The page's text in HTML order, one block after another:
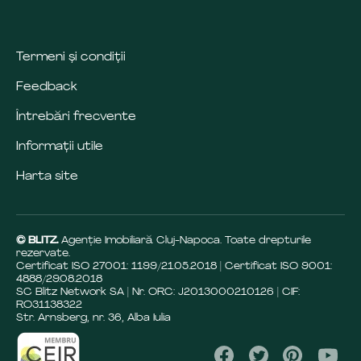
Termeni și condiții
Feedback
Întrebări frecvente
Informații utile
Harta site
© BLITZ. Agenție Imobiliară Cluj-Napoca. Toate drepturile
rezervate.
Certificat ISO 27001: 1199/21.05.2018 | Certificat ISO 9001:
4888/29.08.2018
SC Blitz Network SA | Nr. ORC: J2013000210126 | CIF:
RO31138322
Str. Arnsberg, nr. 36, Alba Iulia